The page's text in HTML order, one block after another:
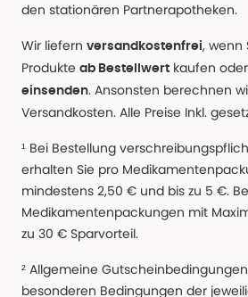
den stationären Partnerapotheken.
Wir liefern versandkostenfrei, wenn
Produkte ab Bestellwert kaufen
einsenden. Ansonsten berechnen
Versandkosten. Alle Preise Inkl.
¹ Bei Bestellung
erhalten Sie pro
mindestens 2,50 € und bis zu 5 €.
Medikamentenpackungen mit
zu 30 € Sparvorteil.
² Allgemeine
besonderen Bedingungen der